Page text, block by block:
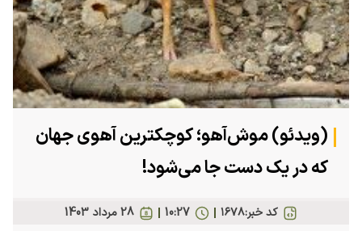
(ویدئو) موش‌آهو؛ کوچکترین آهوی جهان
که در یک دست جا می‌شود!
کد خبر:۱۶۷۸ 28 مرداد 1403 10:27